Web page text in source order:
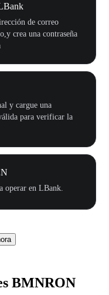
de correo
crea una contraseña
y cargue una
para verificar la
operar en LBank.
BMNRON